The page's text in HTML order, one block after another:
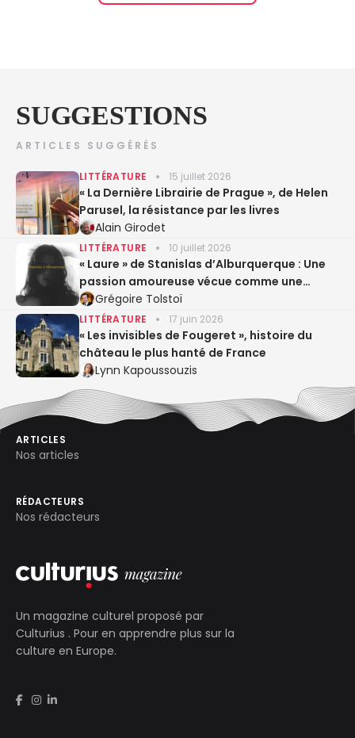
SUGGESTIONS
ARTICLES SUGGÉRÉS
LITTÉRATURE 15 juillet 2026
« La Dernière Librairie de Prague », de Helen
Parusel, la résistance par les livres
Alain Girodet
LITTÉRATURE 10 juillet 2026
« Laure » de Stanislas d’Alburquerque : Une
passion amoureuse vécue comme une
expérience sacrée
Grégoire Tolstoï
LITTÉRATURE 17 juin 2026
« Les invisibles de Fougeret », histoire du
château le plus hanté de France
Lynn Kapoussouzis
Un magazine culturel proposé par
Culturius . Pour en apprendre plus sur la
culture en Europe.
ARTICLES
Nos articles
RÉDACTEURS
Nos rédacteurs